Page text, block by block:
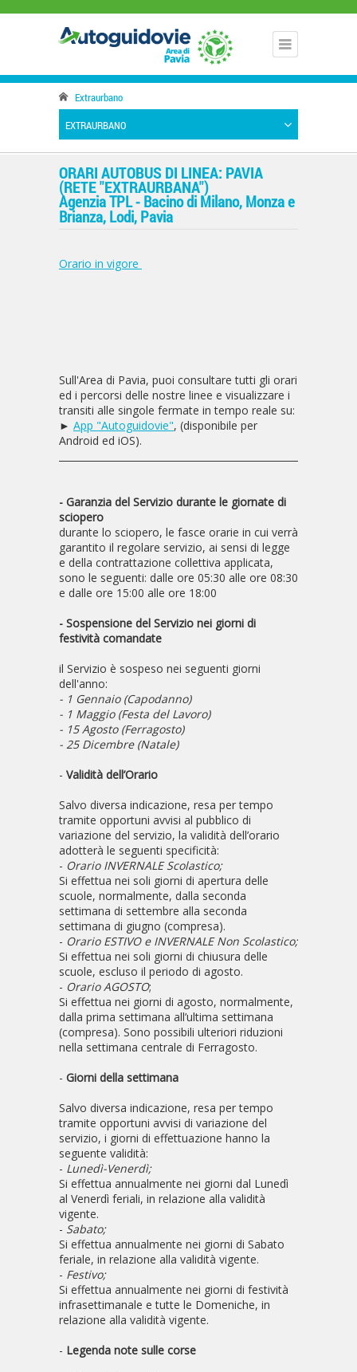
Extraurbano
EXTRAURBANO
ORARI AUTOBUS DI LINEA: PAVIA
(RETE "EXTRAURBANA")
Agenzia TPL - Bacino di Milano, Monza e
Brianza, Lodi, Pavia
Orario in vigore
Sull'Area di Pavia, puoi consultare tutti gli orari
ed i percorsi delle nostre linee e visualizzare i
transiti alle singole fermate in tempo reale su:
► App "Autoguidovie", (disponibile per
Android ed iOS).
- Garanzia del Servizio durante le giornate di
sciopero
durante lo sciopero, le fasce orarie in cui verrà
garantito il regolare servizio, ai sensi di legge
e della contrattazione collettiva applicata,
sono le seguenti: dalle ore 05:30 alle ore 08:30
e dalle ore 15:00 alle ore 18:00
- Sospensione del Servizio nei giorni di
festività comandate
il Servizio è sospeso nei seguenti giorni
dell'anno:
- 1 Gennaio (Capodanno)
- 1 Maggio (Festa del Lavoro)
- 15 Agosto (Ferragosto)
- 25 Dicembre (Natale)
- Validità dell’Orario
Salvo diversa indicazione, resa per tempo
tramite opportuni avvisi al pubblico di
variazione del servizio, la validità dell’orario
adotterà le seguenti specificità:
- Orario INVERNALE Scolastico;
Si effettua nei soli giorni di apertura delle
scuole, normalmente, dalla seconda
settimana di settembre alla seconda
settimana di giugno (compresa).
- Orario ESTIVO e INVERNALE Non Scolastico;
Si effettua nei soli giorni di chiusura delle
scuole, escluso il periodo di agosto.
- Orario AGOSTO;
Si effettua nei giorni di agosto, normalmente,
dalla prima settimana all’ultima settimana
(compresa). Sono possibili ulteriori riduzioni
nella settimana centrale di Ferragosto.
- Giorni della settimana
Salvo diversa indicazione, resa per tempo
tramite opportuni avvisi di variazione del
servizio, i giorni di effettuazione hanno la
seguente validità:
- Lunedì-Venerdì;
Si effettua annualmente nei giorni dal Lunedì
al Venerdì feriali, in relazione alla validità
vigente.
- Sabato;
Si effettua annualmente nei giorni di Sabato
feriale, in relazione alla validità vigente.
- Festivo;
Si effettua annualmente nei giorni di festività
infrasettimanale e tutte le Domeniche, in
relazione alla validità vigente.
- Legenda note sulle corse